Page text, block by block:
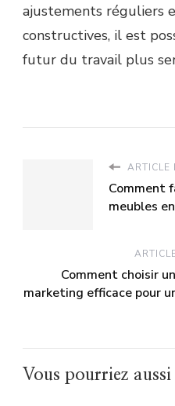
ajustements réguliers
constructives, il est
futur du travail plus
ARTICLE
Comment
meubles
Comment choisir
marketing efficace pour
Vous pourriez aussi